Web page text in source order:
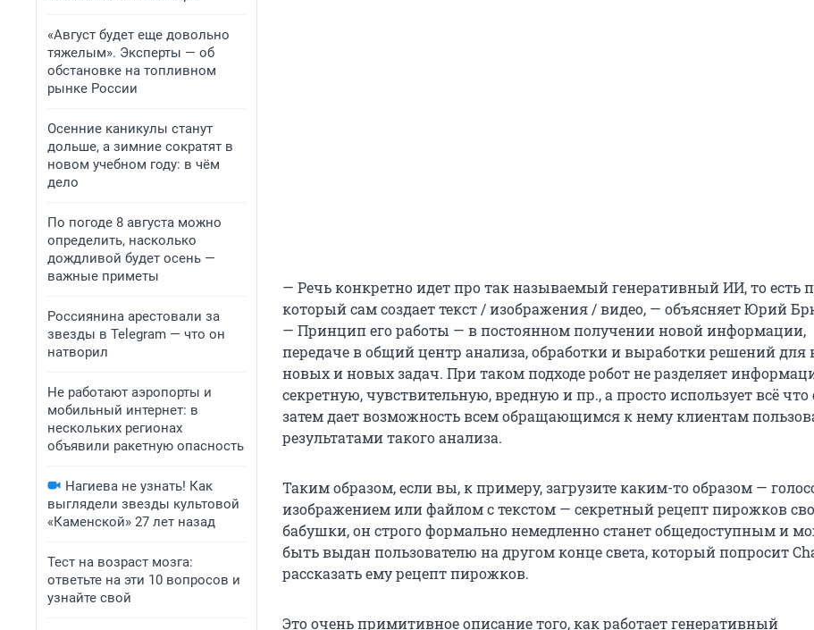
«Август будет еще довольно
тяжелым». Эксперты — об
обстановке на топливном
рынке России
Осенние каникулы станут
дольше, а зимние сократят в
новом учебном году: в чём
дело
По погоде 8 августа можно
определить, насколько
дождливой будет осень —
важные приметы
Россиянина арестовали за
звезды в Telegram — что он
натворил
Не работают аэропорты и
мобильный интернет: в
нескольких регионах
объявили ракетную опасность
Нагиева не узнать! Как
выглядели звезды культовой
«Каменской» 27 лет назад
Тест на возраст мозга:
ответьте на эти 10 вопросов и
узнайте свой
— Речь конкретно идет про так называемый генеративный ИИ, то есть
который сам создает текст / изображения / видео, — объясняет Юрий
— Принцип его работы — в постоянном получении новой информации,
передаче в общий центр анализа, обработки и выработки решений для
новых и новых задач. При таком подходе робот не разделяет
секретную, чувствительную, вредную и пр., а просто использует всё что
затем дает возможность всем обращающимся к нему клиентам
результатами такого анализа.
Таким образом, если вы, к примеру, загрузите каким-то образом —
изображением или файлом с текстом — секретный рецепт пирожков
бабушки, он строго формально немедленно станет общедоступным и
быть выдан пользователю на другом конце света, который попросит
рассказать ему рецепт пирожков.
Это очень примитивное описание того, как работает генеративный